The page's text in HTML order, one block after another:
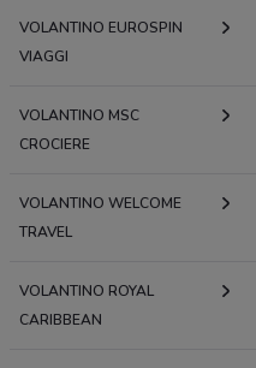
VOLANTINO EUROSPIN
VIAGGI
VOLANTINO MSC
CROCIERE
VOLANTINO WELCOME
TRAVEL
VOLANTINO ROYAL
CARIBBEAN